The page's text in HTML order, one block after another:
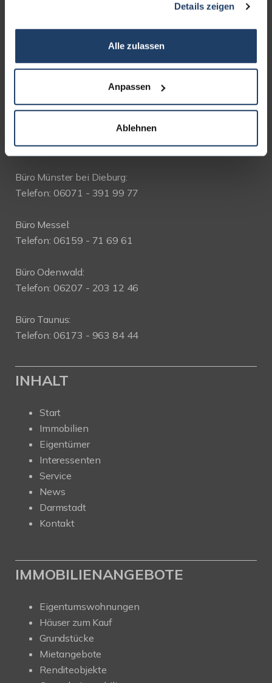
Details zeigen
Alle zulassen
Anpassen
Ablehnen
Telefon: 06151-734 75 950
Telefax: 06151-734 75 150
WEITERE BÜROS
Büro Münster bei Dieburg:
Telefon: 06071 - 391 99 77
Büro Messel:
Telefon: 06159 - 71 69 61
Büro Odenwald:
Telefon: 06207 - 203 12 46
Büro Taunus:
Telefon: 06173 - 963 84 44
INHALT
Start
Immobilien
Eigentümer
Interessenten
Service
News
Darmstadt
Kontakt
IMMOBILIENANGEBOTE
Eigentumswohnungen
Häuser zum Kauf
Grundstücke
Mietangebote
Renditeobjekte